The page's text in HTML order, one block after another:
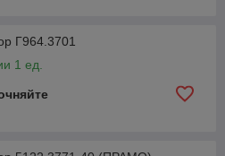
Г964.3701
1 ед.